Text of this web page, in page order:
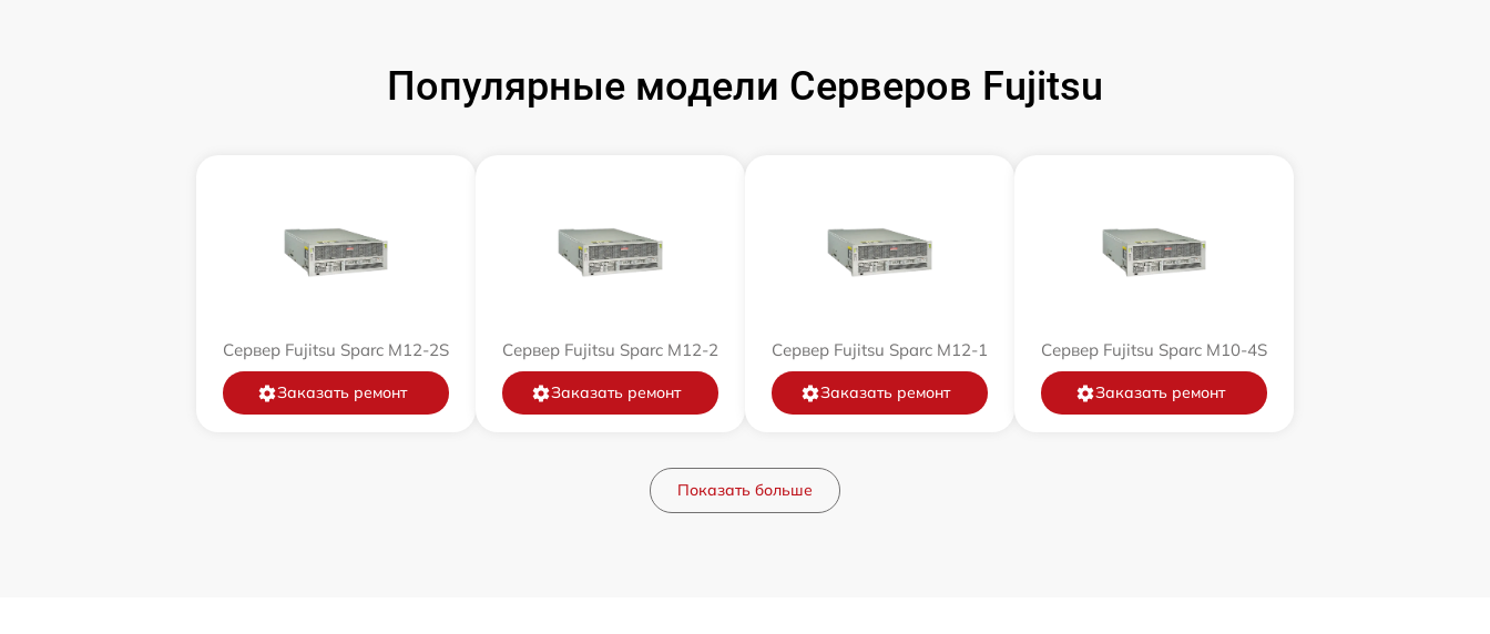
Популярные модели Серверов Fujitsu
Сервер Fujitsu Sparc M12-2S
Заказать ремонт
Сервер Fujitsu Sparc M12-2
Заказать ремонт
Сервер Fujitsu Sparc M12-1
Заказать ремонт
Сервер Fujitsu Sparc M10-4S
Заказать ремонт
Показать больше